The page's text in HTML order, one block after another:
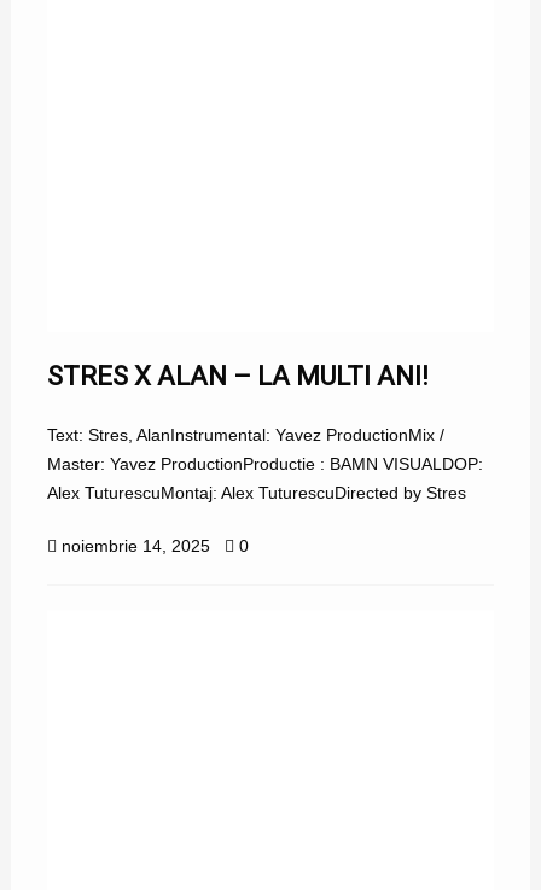
STRES X ALAN – LA MULTI ANI!
Text: Stres, AlanInstrumental: Yavez ProductionMix /
Master: Yavez ProductionProductie : BAMN VISUALDOP:
Alex TuturescuMontaj: Alex TuturescuDirected by Stres
noiembrie 14, 2025 0